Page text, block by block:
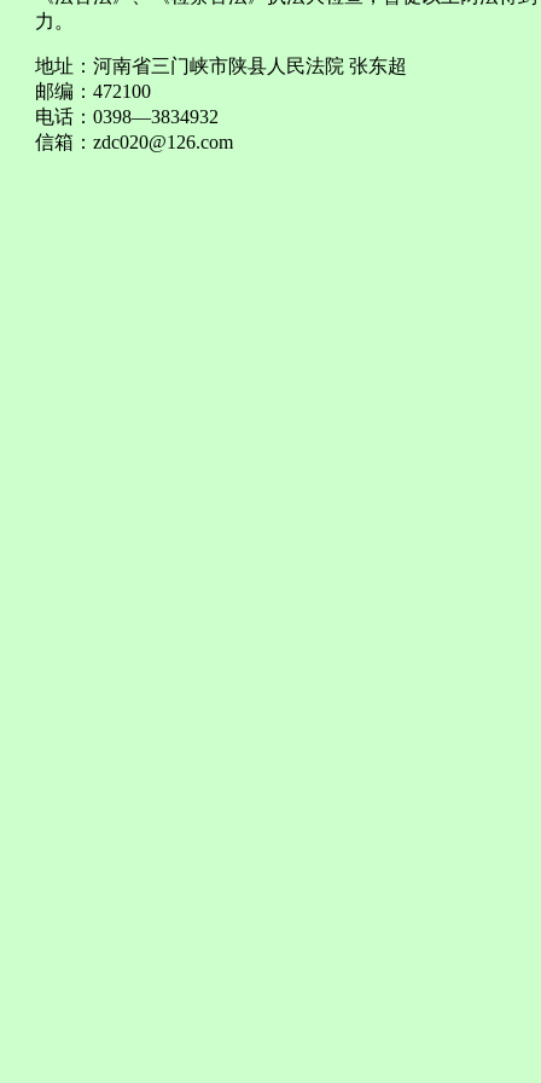
力。
地址：河南省三门峡市陕县人民法院 张东超
邮编：472100
电话：0398—3834932
信箱： zdc020@126.com